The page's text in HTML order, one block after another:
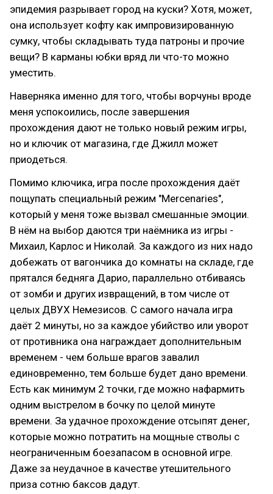
эпидемия разрывает город на куски? Хотя, может,
она использует кофту как импровизированную
сумку, чтобы складывать туда патроны и прочие
вещи? В карманы юбки вряд ли что-то можно
уместить.
Наверняка именно для того, чтобы ворчуны вроде
меня успокоились, после завершения
прохождения дают не только новый режим игры,
но и ключик от магазина, где Джилл может
приодеться.
Помимо ключика, игра после прохождения даёт
пощупать специальный режим "Mercenaries",
который у меня тоже вызвал смешанные эмоции.
В нём на выбор даются три наёмника из игры -
Михаил, Карлос и Николай. За каждого из них надо
добежать от вагончика до комнаты на складе, где
прятался бедняга Дарио, параллельно отбиваясь
от зомби и других извращений, в том числе от
целых ДВУХ Немезисов. С самого начала игра
даёт 2 минуты, но за каждое убийство или уворот
от противника она награждает дополнительным
временем - чем больше врагов завалил
единовременно, тем больше будет дано времени.
Есть как минимум 2 точки, где можно нафармить
одним выстрелом в бочку по целой минуте
времени. За удачное прохождение отсыпят денег,
которые можно потратить на мощные стволы с
неограниченным боезапасом в основной игре.
Даже за неудачное в качестве утешительного
приза сотню баксов дадут.